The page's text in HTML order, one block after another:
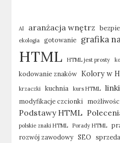
AI aranżacja wnętrz
ekologia gotowanie grafika
HTML HTML jest prosty
kodowanie znaków Kolory w
krzaczki kuchnia kurs HTML linki
modyfikacje czcionki
Podstawy HTML
polskie znaki HTML Porady HTML
rozwój zawodowy SEO